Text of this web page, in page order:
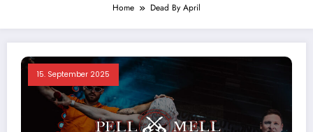
Home Dead By April
15. September 2025